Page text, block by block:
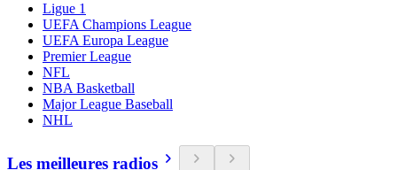
Ligue 1
UEFA Champions League
UEFA Europa League
Premier League
NFL
NBA Basketball
Major League Baseball
NHL
Les meilleures radios